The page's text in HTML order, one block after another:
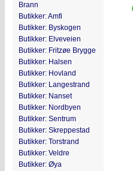
Brann
Butikker: Amfi
Butikker: Byskogen
Butikker: Elveveien
Butikker: Fritzøe Brygge
Butikker: Halsen
Butikker: Hovland
Butikker: Langestrand
Butikker: Nanset
Butikker: Nordbyen
Butikker: Sentrum
Butikker: Skreppestad
Butikker: Torstrand
Butikker: Veldre
Butikker: Øya